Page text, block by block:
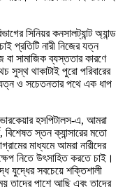
সিনিয়র কনসালট্যান্ট অ্যান্ড
প্রতিটি নারী নিজের যত্ন
সামাজিক ব্যস্ততার কারণে
সুস্থ থাকাটাই পুরো পরিবারের
ও সচেতনতার পথে এক ধাপ
হসপিটালস-এ, আমরা
বিশেষত স্তন ক্যান্সারের মতো
মাধ্যমে আমরা নারীদের
নিতে উৎসাহিত করতে চাই।
যুদ্ধের সবচেয়ে শক্তিশালী
তাদের পাশে আছি এবং তাদের